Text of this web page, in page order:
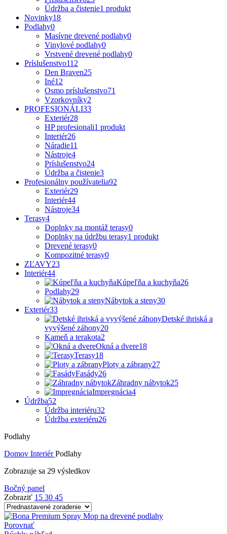
Údržba a čistenie1 produkt
Novinky18
Podlahy0
Masívne drevené podlahy0
Vinylové podlahy0
Vrstvené drevené podlahy0
Príslušenstvo112
Den Braven25
Iné12
Osmo príslušenstvo71
Vzorkovníky2
PROFESIONÁLI33
Exteriér28
HP profesionali1 produkt
Interiér26
Náradie11
Nástroje4
Príslušenstvo24
Údržba a čistenie3
Profesionálny používatelia92
Exteriér29
Interiér44
Nástroje34
Terasy4
Doplnky na montáž terasy0
Doplnky na údržbu terasy1 produkt
Drevené terasy0
Kompozitné terasy0
ZĽAVY23
Interiér44
Kúpeľňa a kuchyňa26
Podlahy29
Nábytok a steny30
Exteriér33
Detské ihriská a
vyvýšené záhony20
Kameň a terakota2
Okná a dvere18
Terasy18
Ploty a zábrany27
Fasády26
Záhradny nábytok25
Impregnácia4
Údržba52
Údržba interiéru32
Údržba exteriéru26
Podlahy
Domov InteriérPodlahy
Zobrazuje sa 29 výsledkov
Bočný panel
Zobraziť 15 30 45
Porovnať